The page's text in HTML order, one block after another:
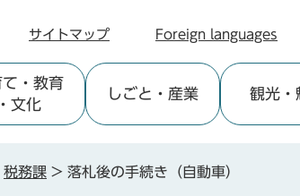
サイトマップ Foreign languages
・教育
・文化
しごと ・産業 観光・
税務課 > 落札後の手続き（自動車）